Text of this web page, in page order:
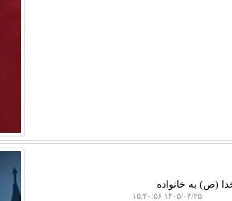
(ص) به خانواده
۱۴۰۵/۰۴/۲۵ ۱۵:۴۰:۵۶